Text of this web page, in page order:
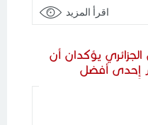
اقرأ المزيد
الجزائري يؤكدان أن
إِحدى أفضل